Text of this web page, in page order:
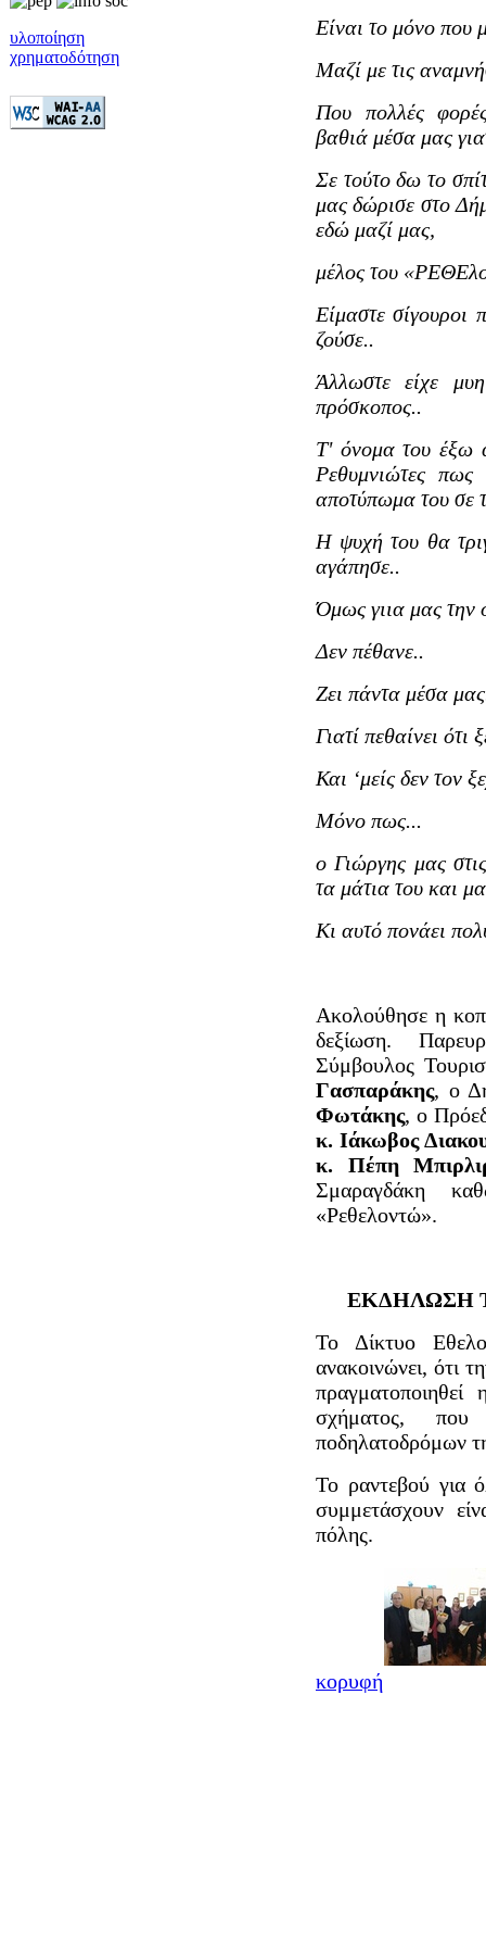
υλοποίηση
χρηματοδότηση
Είναι το μόνο που
Μαζί με τις
Που πολλές
βαθιά μέσα μας
Σε τούτο δω το
μας δώρισε στο
εδώ μαζί μας,
μέλος του
Είμαστε
ζούσε..
Άλλωστε είχε
πρόσκοπος..
Τ' όνομα του έξω
Ρεθυμνιώτες
αποτύπωμα του σε
Η ψυχή του θα
αγάπησε..
Όμως γιια μας την
Δεν πέθανε..
Ζει πάντα μέσα
Γιατί πεθαίνει ότι
Και ‘μείς δεν τον
Μόνο πως...
ο Γιώργης μας
τα μάτια του και
Κι αυτό πονάει
Ακολούθησε η
δεξίωση.
Σύμβουλος
Γασπαράκης, ο
Φωτάκης, ο
κ. Ιάκωβος
κ. Πέπη
Σμαραγδάκη
«Ρεθελοντώ».
ΕΚΔΗΛΩΣΗ
Το Δίκτυο
ανακοινώνει, ότι
σχήματος,
ποδηλατοδρόμων
Το ραντεβού για
συμμετάσχουν
πόλης.
κορυφή